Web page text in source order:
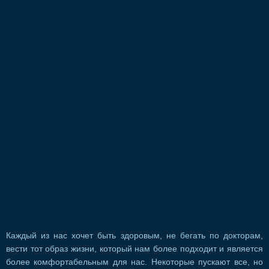
Каждый из нас хочет быть здоровым, не бегать по докторам,
вести тот образ жизни, который нам более подходит и является
более комфортабельным для нас. Некоторые пускают все, но